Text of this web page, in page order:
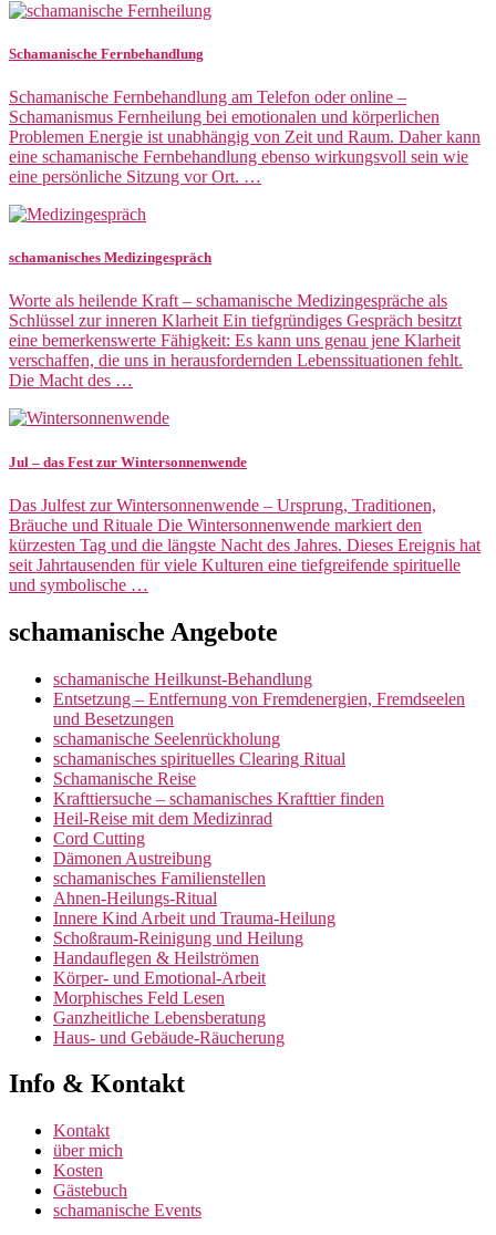
Schamanische Fernbehandlung
Schamanische Fernbehandlung am Telefon oder online –
Schamanismus Fernheilung bei emotionalen und körperlichen
Problemen Energie ist unabhängig von Zeit und Raum. Daher kann
eine schamanische Fernbehandlung ebenso wirkungsvoll sein wie
eine persönliche Sitzung vor Ort. …
schamanisches Medizingespräch
Worte als heilende Kraft – schamanische Medizingespräche als
Schlüssel zur inneren Klarheit Ein tiefgründiges Gespräch besitzt
eine bemerkenswerte Fähigkeit: Es kann uns genau jene Klarheit
verschaffen, die uns in herausfordernden Lebenssituationen fehlt.
Die Macht des …
Jul – das Fest zur Wintersonnenwende
Das Julfest zur Wintersonnenwende – Ursprung, Traditionen,
Bräuche und Rituale Die Wintersonnenwende markiert den
kürzesten Tag und die längste Nacht des Jahres. Dieses Ereignis hat
seit Jahrtausenden für viele Kulturen eine tiefgreifende spirituelle
und symbolische …
schamanische Angebote
schamanische Heilkunst-Behandlung
Entsetzung – Entfernung von Fremdenergien, Fremdseelen
und Besetzungen
schamanische Seelenrückholung
schamanisches spirituelles Clearing Ritual
Schamanische Reise
Krafttiersuche – schamanisches Krafttier finden
Heil-Reise mit dem Medizinrad
Cord Cutting
Dämonen Austreibung
schamanisches Familienstellen
Ahnen-Heilungs-Ritual
Innere Kind Arbeit und Trauma-Heilung
Schoßraum-Reinigung und Heilung
Handauflegen & Heilströmen
Körper- und Emotional-Arbeit
Morphisches Feld Lesen
Ganzheitliche Lebensberatung
Haus- und Gebäude-Räucherung
Info & Kontakt
Kontakt
über mich
Kosten
Gästebuch
schamanische Events